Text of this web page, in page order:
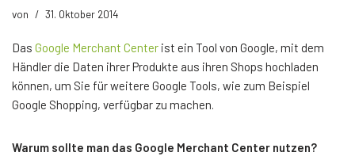
von 31. Oktober 2014
Das Google Merchant Center ist ein Tool von Google, mit dem
Händler die Daten ihrer Produkte aus ihren Shops hochladen
können, um Sie für weitere Google Tools, wie zum Beispiel
Google Shopping, verfügbar zu machen.
Warum sollte man das Google Merchant Center nutzen?